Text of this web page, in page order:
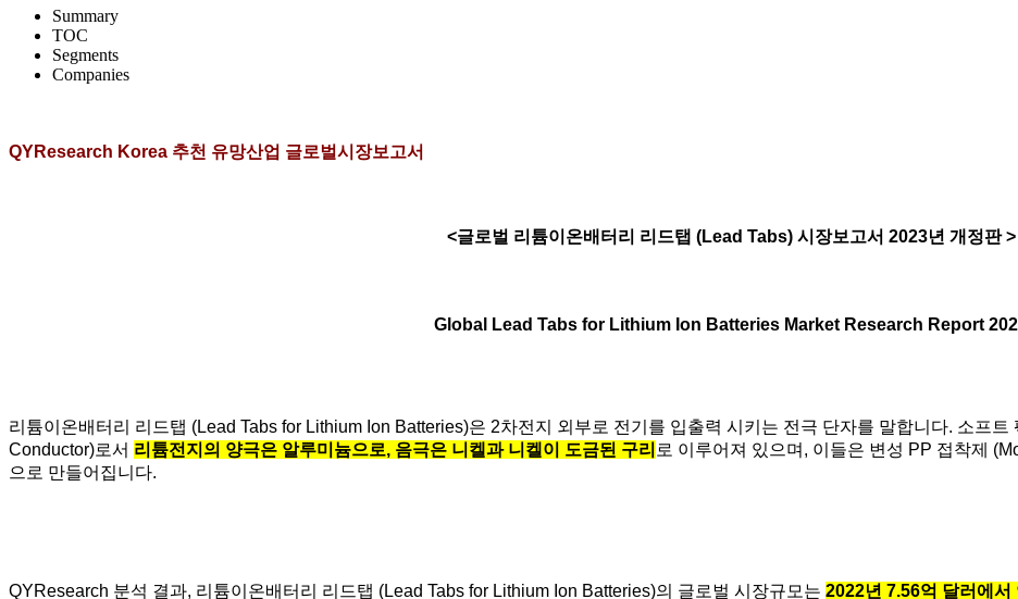
Summary
TOC
Segments
Companies
QYResearch Korea 추천 유망산업 글로벌시장보고서
<글로벌 리튬이온배터리 리드탭 (Lead Tabs) 시장보고서 2023년 개정판>
Global Lead Tabs for Lithium Ion Batteries Market Research Report
리튬이온배터리 리드탭 (Lead Tabs for Lithium Ion Batteries)은 2차전지 외부로 전기를 입출력 시키는 전극 단자를 말합니다. 소프
Conductor)로서 리튬전지의 양극은 알루미늄으로, 음극은 니켈과 니켈이 도금된 구리 로 이루어져 있으며, 이들은 변성 PP 접착제
으로 만들어집니다.
QYResearch 분석 결과, 리튬이온배터리 리드탭 (Lead Tabs for Lithium Ion Batteries)의 글로벌 시장규모는 2022년 7.56억 달러에서